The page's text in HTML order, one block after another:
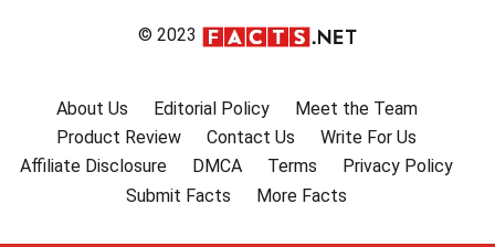
© 2023
About Us Editorial Policy
Meet the Team
Product Review
Contact Us
Write For Us
Affiliate Disclosure
DMCA Terms
Privacy Policy
Submit Facts
More Facts